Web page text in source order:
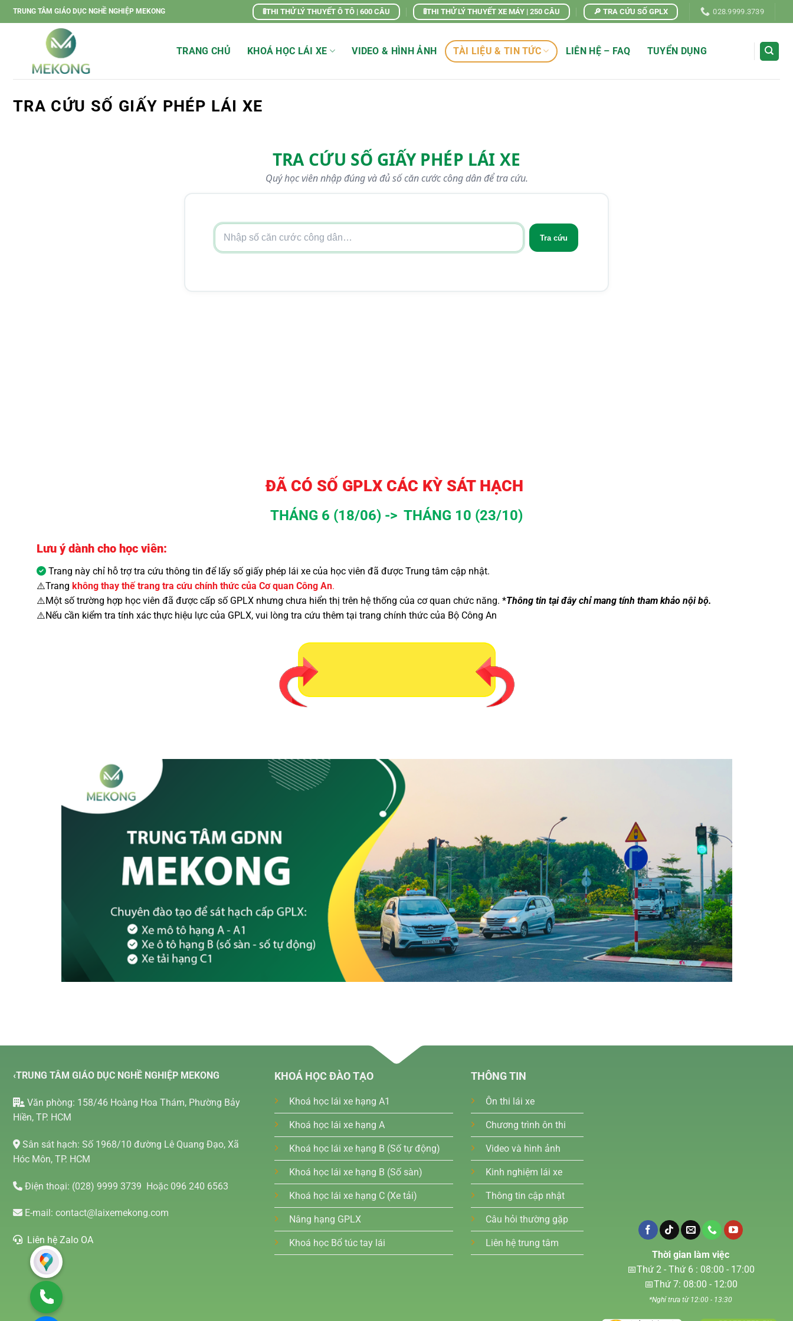
Chuyển
đến
TRUNG TÂM GIÁO DỤC NGHỀ NGHIỆP MEKONG 🚦THI THỬ LÝ THUYẾT Ô TÔ | 600 CÂU 🚦THI THỬ LÝ THUYẾT XE MÁY | 250 CÂU 🔎 TRA CỨU SỐ GPLX 028.9999.3739
TRANG CHỦ KHOÁ HỌC LÁI XE VIDEO & HÌNH ẢNH TÀI LIỆU & TIN TỨC LIÊN HỆ – FAQ TUYỂN DỤNG
TRA CỨU SỐ GIẤY PHÉP LÁI XE
ĐÃ CÓ SỐ GPLX CÁC KỲ SÁT HẠCH
THÁNG 6 (18/06) -> THÁNG 10 (23/10)
Lưu ý dành cho học viên:
Trang này chỉ hỗ trợ tra cứu thông tin để lấy số giấy phép lái xe của học viên đã được Trung tâm cập nhật.
⚠️Trang không thay thế trang tra cứu chính thức của Cơ quan Công An.
⚠️Một số trường hợp học viên đã được cấp số GPLX nhưng chưa hiển thị trên hệ thống của cơ quan chức năng. *Thông tin tại đây chỉ mang tính tham khảo nội bộ.
⚠️Nếu cần kiểm tra tính xác thực hiệu lực của GPLX, vui lòng tra cứu thêm tại trang chính thức của Bộ Công An
‹TRUNG TÂM GIÁO DỤC NGHỀ NGHIỆP MEKONG
Văn phòng: 158/46 Hoàng Hoa Thám, Phường Bảy
Hiền, TP. HCM
Sân sát hạch: Số 1968/10 đường Lê Quang Đạo, Xã
Hóc Môn, TP. HCM
Điện thoại: (028) 9999 3739 Hoặc 096 240 6563
E-mail: contact@laixemekong.com
Liên hệ Zalo OA
KHOÁ HỌC ĐÀO TẠO
Khoá học lái xe hạng A1
Khoá học lái xe hạng A
Khoá học lái xe hạng B (Số tự động)
Khoá học lái xe hạng B (Số sàn)
Khoá học lái xe hạng C (Xe tải)
Nâng hạng GPLX
Khoá học Bổ túc tay lái
THÔNG TIN
Ôn thi lái xe
Chương trình ôn thi
Video và hình ảnh
Kinh nghiệm lái xe
Thông tin cập nhật
Câu hỏi thường gặp
Liên hệ trung tâm
Thời gian làm việc
📅Thứ 2 - Thứ 6 : 08:00 - 17:00
📅Thứ 7: 08:00 - 12:00
*Nghỉ trưa từ 12:00 - 13:30